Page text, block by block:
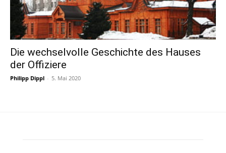
Die wechselvolle Geschichte des Hauses
der Offiziere
Philipp Dippl - 5. Mai 2020